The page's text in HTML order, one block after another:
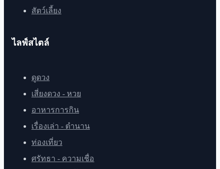
สัตว์เลี้ยง
ไลฟ์สไตล์
ดูดวง
เสี่ยงดวง - หวย
อาหารการกิน
เรื่องเล่า - ตำนาน
ท่องเที่ยว
ศรัทธา - ความเชื่อ